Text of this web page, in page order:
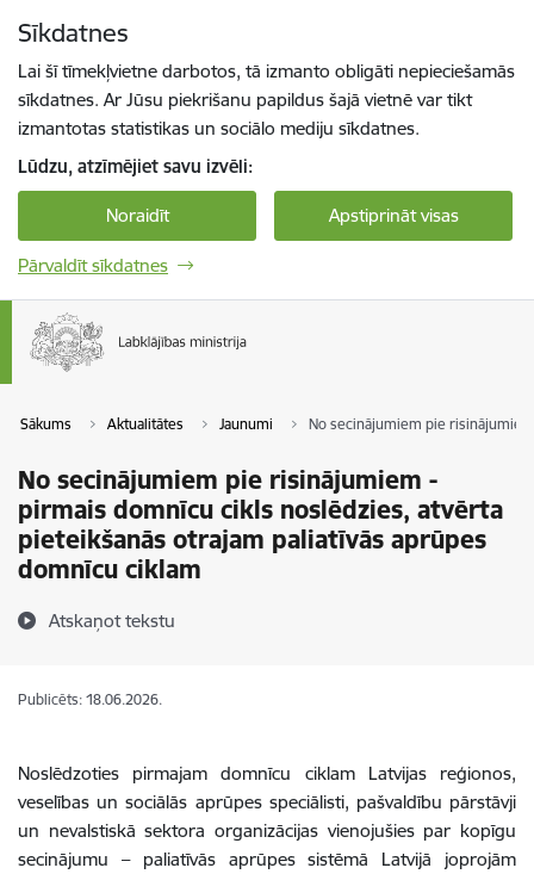
Sīkdatnes
Lai šī tīmekļvietne darbotos, tā izmanto obligāti nepieciešamās
sīkdatnes. Ar Jūsu piekrišanu papildus šajā vietnē var tikt
izmantotas statistikas un sociālo mediju sīkdatnes.
Lūdzu, atzīmējiet savu izvēli:
Noraidīt Apstiprināt visas
Pārvaldīt sīkdatnes
Sākums Aktualitātes Jaunumi No secinājumiem pie
No secinājumiem pie risinājumiem -
pirmais domnīcu cikls noslēdzies, atvērta
pieteikšanās otrajam paliatīvās aprūpes
domnīcu ciklam
Atskaņot tekstu
Publicēts: 18.06.2026.
Noslēdzoties pirmajam domnīcu ciklam Latvijas reģionos,
veselības un sociālās aprūpes speciālisti, pašvaldību pārstāvji
un nevalstiskā sektora organizācijas vienojušies par kopīgu
secinājumu – paliatīvās aprūpes sistēmā Latvijā joprojām